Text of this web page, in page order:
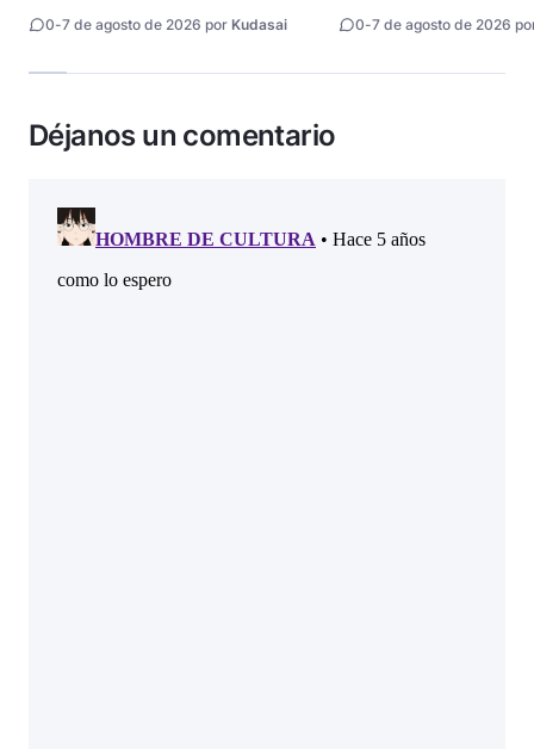
0-7 de agosto de 2026 por Kudasai 0-7 de agosto de 2026
Déjanos un comentario